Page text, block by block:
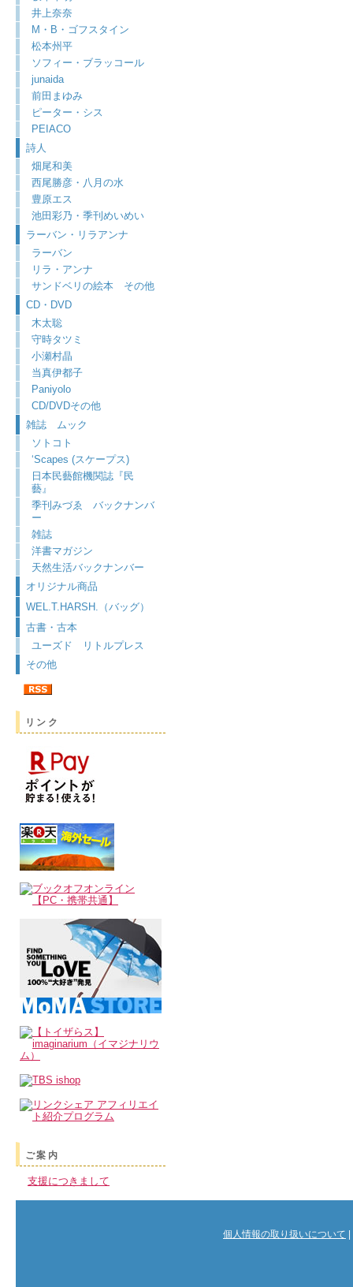
井上奈奈
M・B・ゴフスタイン
松本州平
ソフィー・ブラッコール
junaida
前田まゆみ
ピーター・シス
PEIACO
詩人
畑尾和美
西尾勝彦・八月の水
豊原エス
池田彩乃・季刊めいめい
ラーバン・リラアンナ
ラーバン
リラ・アンナ
サンドベリの絵本 その他
CD・DVD
木太聡
守時タツミ
小瀬村晶
当真伊都子
Paniyolo
CD/DVDその他
雑誌 ムック
ソトコト
‘Scapes (スケープス)
日本民藝館機関誌『民
藝』
季刊みづゑ バックナンバ
ー
雑誌
洋書マガジン
天然生活バックナンバー
オリジナル商品
WEL.T.HARSH.（バッグ）
古書・古本
ユーズド リトルプレス
その他
リンク
ご案内
支援につきまして
個人情報の取り扱いについて